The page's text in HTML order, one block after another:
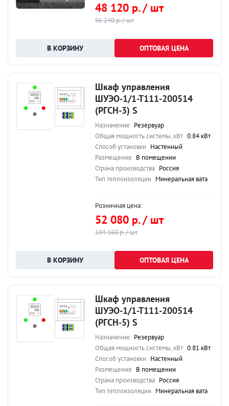
48 120 р. / шт
96 240 р. / шт
ОПТОВАЯ ЦЕНА
Шкаф управления
ШУЭО-1/1-Т111-200514
(РГСН-3) S
Назначение Резервуар
Общая мощность системы, кВт 0.84 кВт
Способ установки Настенный
Размещение В помещении
Страна производства Россия
Тип теплоизоляции Минеральная вата
Розничная цена:
52 080 р. / шт
104 160 р. / шт
ОПТОВАЯ ЦЕНА
Шкаф управления
ШУЭО-1/1-Т111-200514
(РГСН-5) S
Назначение Резервуар
Общая мощность системы, кВт 0.81 кВт
Способ установки Настенный
Размещение В помещении
Страна производства Россия
Тип теплоизоляции Минеральная вата